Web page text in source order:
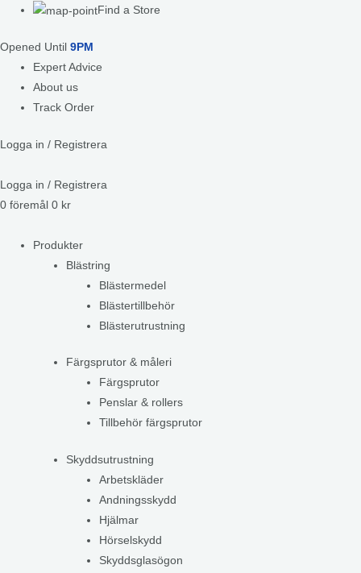
Find a Store
Opened Until 9PM
Expert Advice
About us
Track Order
Logga in / Registrera
Logga in / Registrera
0 föremål 0 kr
Produkter
Blästring
Blästermedel
Blästertillbehör
Blästerutrustning
Färgsprutor & måleri
Färgsprutor
Penslar & rollers
Tillbehör färgsprutor
Skyddsutrustning
Arbetskläder
Andningsskydd
Hjälmar
Hörselskydd
Skyddsglasögon